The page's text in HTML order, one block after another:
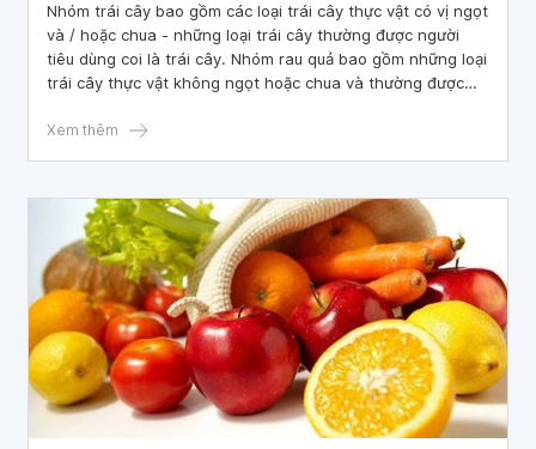
Nhóm trái cây bao gồm các loại trái cây thực vật có vị ngọt
và / hoặc chua - những loại trái cây thường được người
tiêu dùng coi là trái cây. Nhóm rau quả bao gồm những loại
trái cây thực vật không ngọt hoặc chua và thường được
một loại rau.
Xem thêm